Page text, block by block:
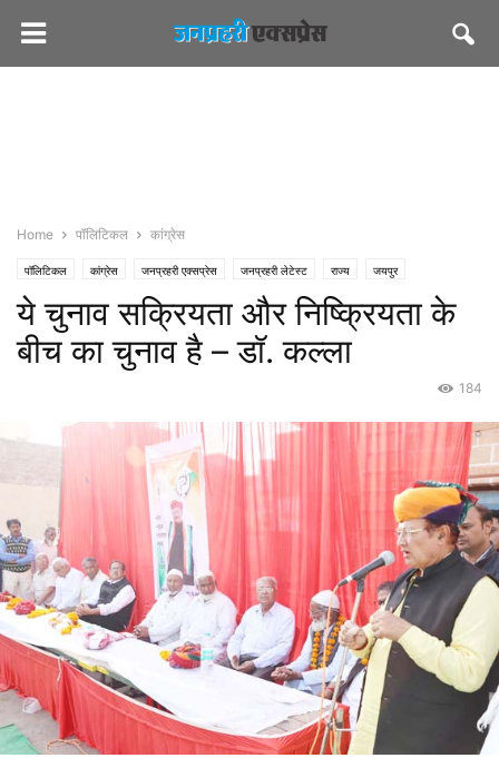
Home पॉलिटिकल कांग्रेस
पॉलिटिकल कांग्रेस जनप्रहरी एक्सप्रेस जनप्रहरी लेटेस्ट राज्य जयपुर
ये चुनाव सक्रियता और निष्क्रियता के
बीच का चुनाव है – डॉ. कल्ला
184